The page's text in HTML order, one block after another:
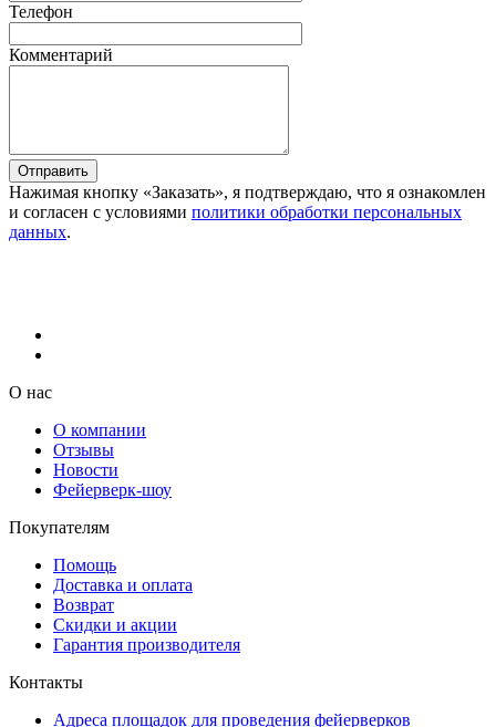
Телефон
Комментарий
Отправить
Нажимая кнопку «Заказать», я подтверждаю, что я ознакомлен
и согласен с условиями политики обработки персональных
данных.
О нас
О компании
Отзывы
Новости
Фейерверк-шоу
Покупателям
Помощь
Доставка и оплата
Возврат
Скидки и акции
Гарантия производителя
Контакты
Адреса площадок для проведения фейерверков